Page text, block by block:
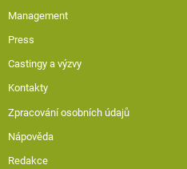
Management
Press
Castingy a výzvy
Kontakty
Zpracování osobních údajů
Nápověda
Redakce